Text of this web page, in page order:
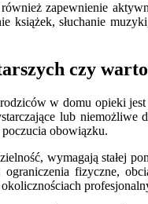
zapewnienie
książek, słuchanie
czy
w domu opieki
lub niemożliwe
obowiązku.
wymagają stałej
fizyczne,